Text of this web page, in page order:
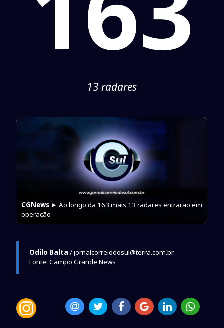
13 radares
CGNews► Ao longo da 163 mais 13 radares entrarão em
operação
Odilo Balta / jornalcorreiodosul@terra.com.br
Fonte: Campo Grande News